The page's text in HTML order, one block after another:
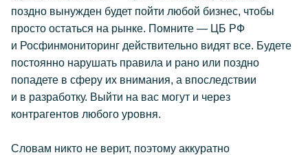
поздно вынужден будет пойти любой бизнес, чтобы
просто остаться на рынке. Помните — ЦБ РФ
и Росфинмониторинг действительно видят все. Будете
постоянно нарушать правила и рано или поздно
попадете в сферу их внимания, а впоследствии
и в разработку. Выйти на вас могут и через
контрагентов любого уровня.
Словам никто не верит, поэтому аккуратно